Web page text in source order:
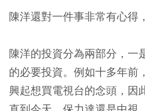
陳洋還對一件事非常有心得
陳洋的投資分為兩部分，一
的必要投資。例如十多年前
興起想買電視台的念頭，因